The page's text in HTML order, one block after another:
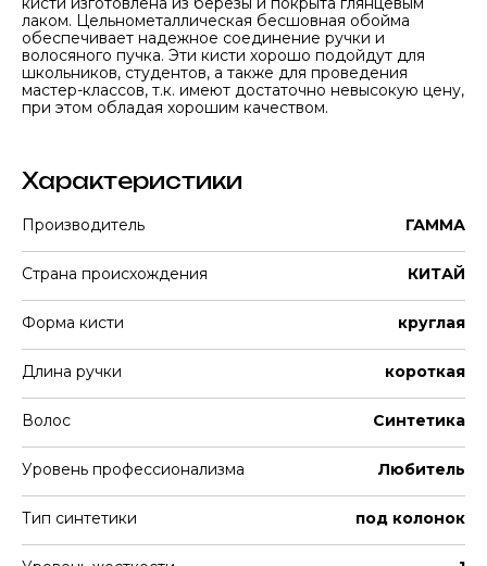
лаком. Цельнометаллическая бесшовная обойма
обеспечивает надежное соединение ручки и
волосяного пучка. Эти кисти хорошо подойдут для
школьников, студентов, а также для проведения
мастер-классов, т.к. имеют достаточно невысокую цену,
при этом обладая хорошим качеством.
Характеристики
Производитель ГАММА
Страна происхождения КИТАЙ
Форма кисти круглая
Длина ручки короткая
Волос Синтетика
Уровень профессионализма Любитель
Тип синтетики под колонок